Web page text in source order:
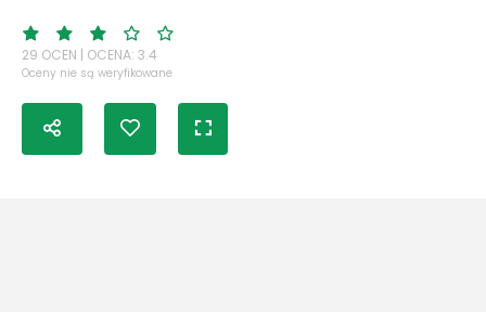
29 OCEN | OCENA: 3.4
Oceny nie są weryfikowane